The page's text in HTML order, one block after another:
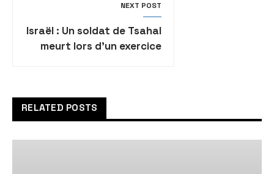
NEXT POST
Israël : Un soldat de Tsahal
meurt lors d’un exercice
RELATED POSTS